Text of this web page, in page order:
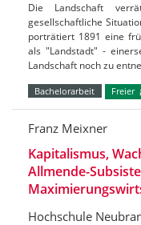
Die Landschaft
gesellschaftliche
porträtiert 1891 eine
als "Landstadt" -
Landschaft noch zu
Bachelorarbeit Freier
Franz Meixner
Kapitalismus,
Allmende-
Hochschule